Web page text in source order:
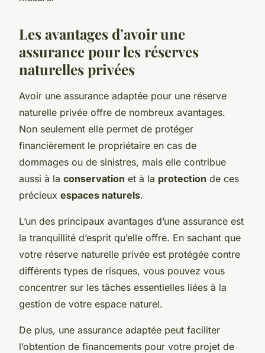
Les avantages d’avoir une
assurance pour les réserves
naturelles privées
Avoir une assurance adaptée pour une réserve
naturelle privée offre de nombreux avantages.
Non seulement elle permet de protéger
financièrement le propriétaire en cas de
dommages ou de sinistres, mais elle contribue
aussi à la conservation et à la protection de ces
précieux espaces naturels.
L’un des principaux avantages d’une assurance est
la tranquillité d’esprit qu’elle offre. En sachant que
votre réserve naturelle privée est protégée contre
différents types de risques, vous pouvez vous
concentrer sur les tâches essentielles liées à la
gestion de votre espace naturel.
De plus, une assurance adaptée peut faciliter
l’obtention de financements pour votre projet de